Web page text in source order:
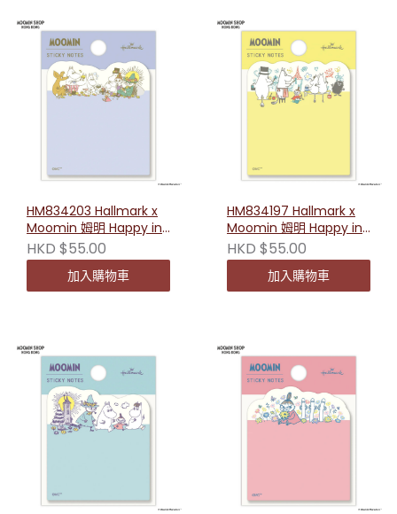
HM834203 Hallmark x
Moomin 姆明 Happy in
Nature系列Memo（姆明
一族的下午茶）
HKD $55.00
加入購物車
HM834197 Hallmark x
Moomin 姆明 Happy in
Nature系列Memo（大家
一起畫畫）
HKD $55.00
加入購物車